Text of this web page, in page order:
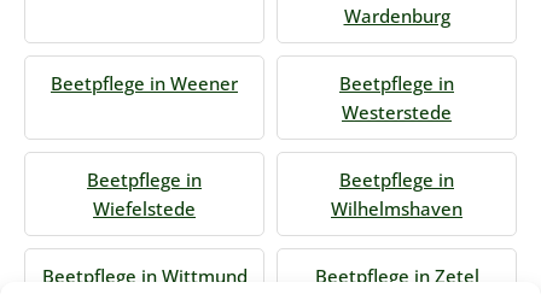
Wardenburg
Beetpflege in Weener
Beetpflege in
Westerstede
Beetpflege in
Wiefelstede
Beetpflege in
Wilhelmshaven
Beetpflege in Wittmund Beetpflege in Zetel